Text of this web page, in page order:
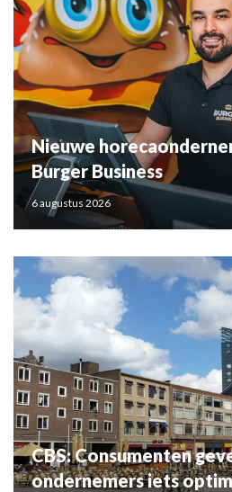
Nieuwe
Burger Business
6 augustus 2026
CBS: Consumenten
ondernemers iets